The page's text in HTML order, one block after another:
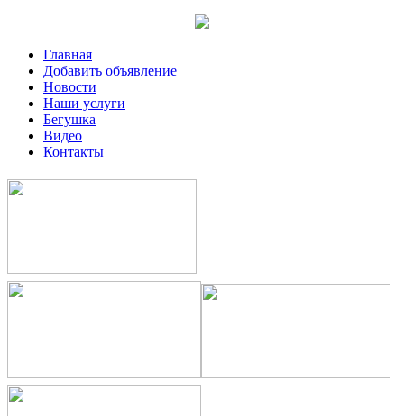
Главная
Добавить объявление
Новости
Наши услуги
Бегушка
Видео
Контакты